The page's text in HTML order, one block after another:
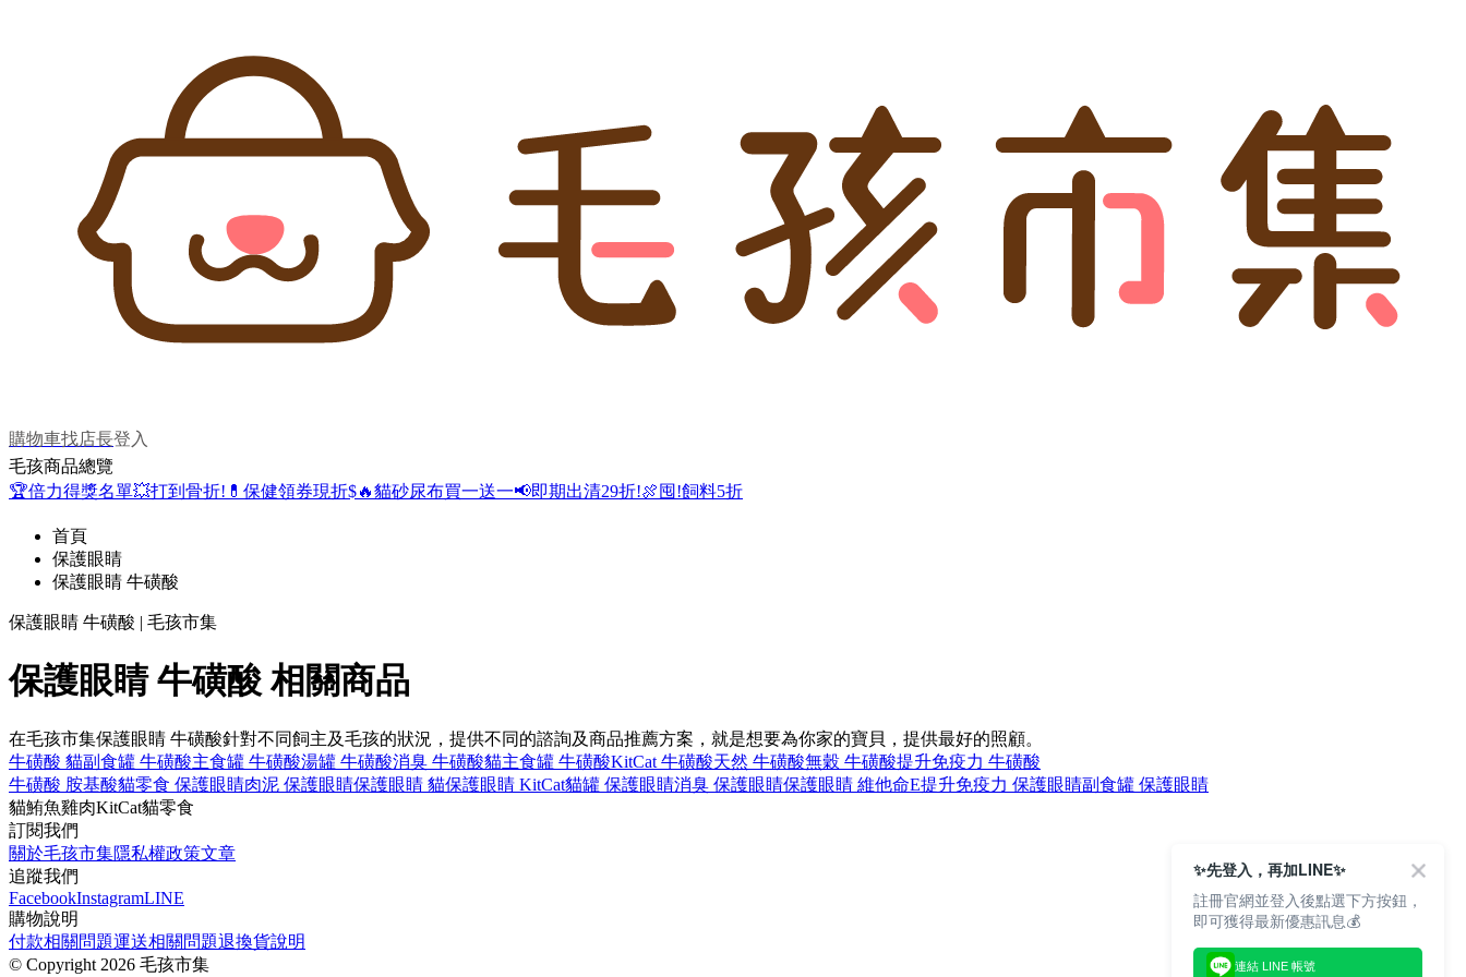
購物車找店長登入
毛孩商品總覽
🏆倍力得獎名單💥打到骨折! 💊保健領券現折$🔥貓砂尿布買一送一📢即期出清29折!🍖囤!飼料5折
首頁
保護眼睛
保護眼睛 牛磺酸
保護眼睛 牛磺酸 | 毛孩市集
保護眼睛 牛磺酸 相關商品
在毛孩市集保護眼睛 牛磺酸針對不同飼主及毛孩的狀況，提供不同的諮詢及商品推薦方案，就是想要為你家的寶貝，提供最好的照顧。
牛磺酸 貓副食罐 牛磺酸主食罐 牛磺酸湯罐 牛磺酸消臭 牛磺酸貓主食罐 牛磺酸KitCat 牛磺酸天然 牛磺酸無穀 牛磺酸提升免疫力 牛磺酸
牛磺酸 胺基酸貓零食 保護眼睛肉泥 保護眼睛保護眼睛 貓保護眼睛 KitCat貓罐 保護眼睛消臭 保護眼睛保護眼睛 維他命E提升免疫力 保護眼睛副食罐 保護眼睛
貓鮪魚雞肉KitCat貓零食
訂閱我們
關於毛孩市集隱私權政策文章
追蹤我們
FacebookInstagramLINE
購物說明
付款相關問題運送相關問題退換貨說明
© Copyright 2026 毛孩市集
✨先登入，再加LINE✨
註冊官網並登入後點選下方按鈕，
即可獲得最新優惠訊息💰
連結 LINE 帳號